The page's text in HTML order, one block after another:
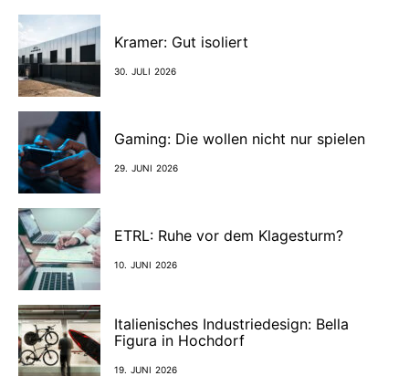
Kramer: Gut isoliert
30. JULI 2026
Gaming: Die wollen nicht nur spielen
29. JUNI 2026
ETRL: Ruhe vor dem Klagesturm?
10. JUNI 2026
Italienisches Industriedesign: Bella
Figura in Hochdorf
19. JUNI 2026